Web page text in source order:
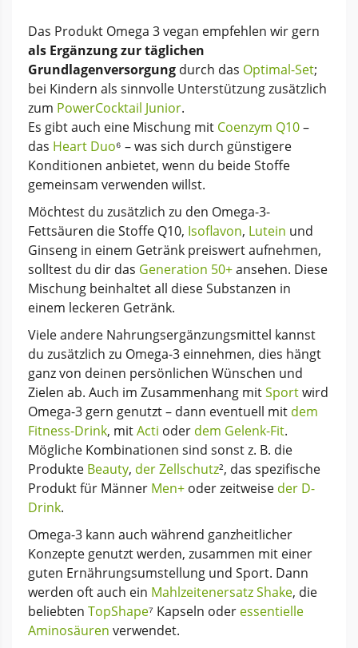
Das Produkt Omega 3 vegan empfehlen wir gern
als Ergänzung zur täglichen
Grundlagenversorgung durch das Optimal-Set;
bei Kindern als sinnvolle Unterstützung zusätzlich
zum PowerCocktail Junior.
Es gibt auch eine Mischung mit Coenzym Q10–
das Heart Duo⁶ – was sich durch günstigere
Konditionen anbietet, wenn du beide Stoffe
gemeinsam verwenden willst.
Möchtest du zusätzlich zu den Omega-3-
Fettsäuren die Stoffe Q10, Isoflavon, Lutein und
Ginseng in einem Getränk preiswert aufnehmen,
solltest du dir das Generation 50+ansehen. Diese
Mischung beinhaltet all diese Substanzen in
einem leckeren Getränk.
Viele andere Nahrungsergänzungsmittel kannst
du zusätzlich zu Omega-3 einnehmen, dies hängt
ganz von deinen persönlichen Wünschen und
Zielen ab. Auch im Zusammenhang mitSportwird
Omega-3 gern genutzt – dann eventuell mit dem
Fitness-Drink, mitActi oder dem Gelenk-Fit.
Mögliche Kombinationen sind sonst z. B. die
Produkte Beauty, der Zellschutz², das spezifische
Produkt für Männer Men+ oder zeitweise der D-
Drink.
Omega-3 kann auch während ganzheitlicher
Konzepte genutzt werden, zusammen mit einer
guten Ernährungsumstellung und Sport. Dann
werden oft auch ein Mahlzeitenersatz Shake, die
beliebten TopShape⁷ Kapseln oder essentielle
Aminosäuren verwendet.